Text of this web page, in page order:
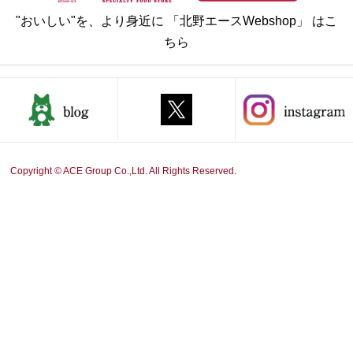
"おいしい"を、より身近に 「北野エースWebshop」 はこ
ちら
Copyright © ACE Group Co.,Ltd. All Rights Reserved.